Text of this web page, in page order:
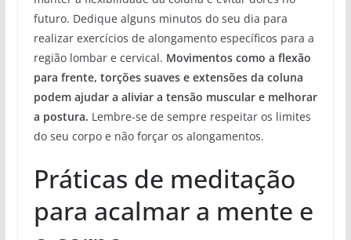
futuro. Dedique alguns minutos do seu dia para
realizar exercícios de alongamento específicos para a
região lombar e cervical. Movimentos como a flexão
para frente, torções suaves e extensões da coluna
podem ajudar a aliviar a tensão muscular e melhorar
a postura. Lembre-se de sempre respeitar os limites
do seu corpo e não forçar os alongamentos.
Práticas de meditação
para acalmar a mente e